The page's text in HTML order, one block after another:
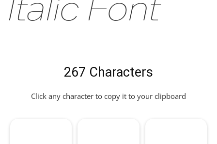
267 Characters
Click any character to copy it to your clipboard